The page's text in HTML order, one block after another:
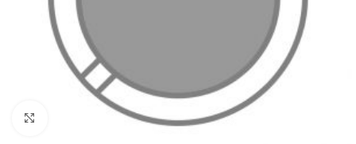
Click to enlarge